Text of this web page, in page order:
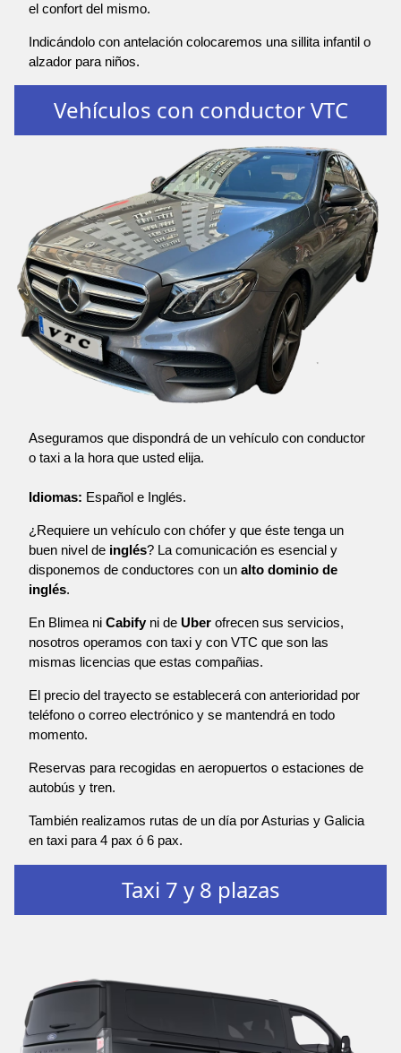
el confort del mismo.
Indicándolo con antelación colocaremos una sillita infantil o
alzador para niños.
Vehículos con conductor VTC
Aseguramos que dispondrá de un vehículo con conductor
o taxi a la hora que usted elija.
Idiomas: Español e Inglés.
¿Requiere un vehículo con chófer y que éste tenga un
buen nivel de inglés? La comunicación es esencial y
disponemos de conductores con un alto dominio de
inglés.
En Blimea ni Cabify ni de Uber ofrecen sus servicios,
nosotros operamos con taxi y con VTC que son las
mismas licencias que estas compañias.
El precio del trayecto se establecerá con anterioridad por
teléfono o correo electrónico y se mantendrá en todo
momento.
Reservas para recogidas en aeropuertos o estaciones de
autobús y tren.
También realizamos rutas de un día por Asturias y Galicia
en taxi para 4 pax ó 6 pax.
Taxi 7 y 8 plazas